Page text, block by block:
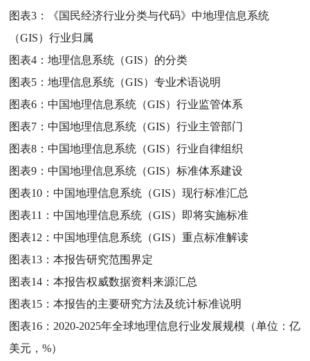
图表3：
《国民经济行业分类与代码》中地理信息系统
（GIS）行业归属
图表4：地理信息系统（GIS）的分类
图表5：地理信息系统（GIS）专业术语说明
图表6：中国地理信息系统（GIS）行业监管体系
图表7：中国地理信息系统（GIS）行业主管部门
图表8：中国地理信息系统（GIS）行业自律组织
图表9：中国地理信息系统（GIS）标准体系建设
图表10：中国地理信息系统（GIS）现行标准汇总
图表11：中国地理信息系统（GIS）即将实施标准
图表12：中国地理信息系统（GIS）重点标准解读
图表13：本报告研究范围界定
图表14：本报告权威数据资料来源汇总
图表15：本报告的主要研究方法及统计标准说明
图表16： 2020-2025年全球地理信息行业发展规模（单位：亿
美元，%）